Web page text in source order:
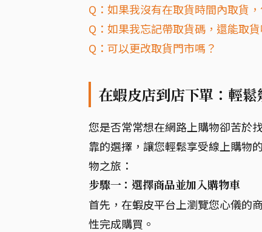
Q：如果我沒有在取貨時間內取貨
Q：如果我忘記帶取貨碼，還能取貨
Q：可以更改取貨門市嗎？
在蝦皮店到店下單：輕鬆
您是否常常想在網路上購物卻苦於
靠的選擇，讓您輕鬆享受線上購物
物之旅：
步驟一：選擇商品並加入購物車
首先，在蝦皮平台上瀏覽您心儀的
性完成購買。